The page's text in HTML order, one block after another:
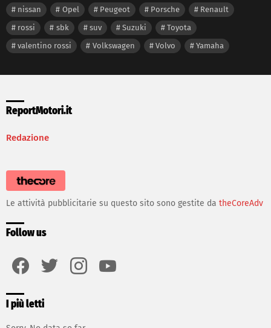
nissan
Opel Peugeot Porsche
Renault
rossi
sbk suv Suzuki
Toyota
valentino rossi
Volkswagen Volvo Yamaha
ReportMotori.it
Redazione
Le attività pubblicitarie su questo sito sono gestite da theCoreAdv
Follow us
I più letti